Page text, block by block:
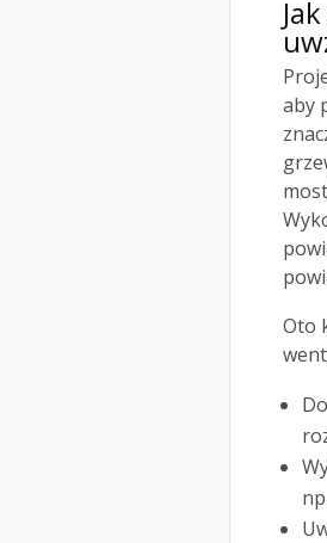
aby
Oto